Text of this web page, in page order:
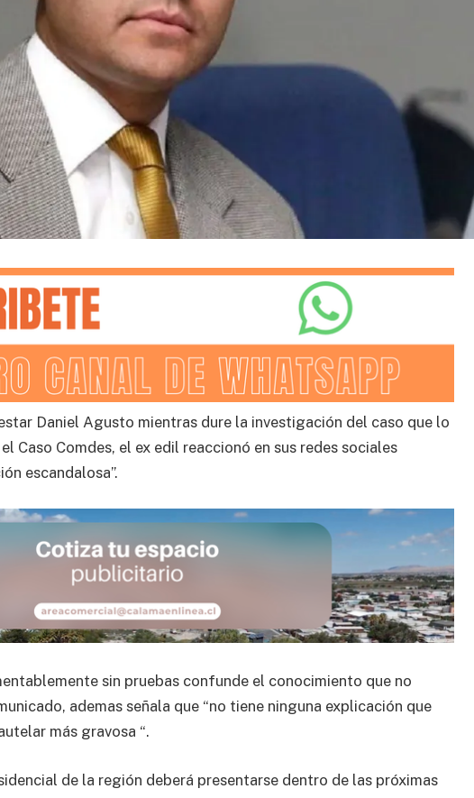
Daniel Agusto mientras dure la investigación del caso que lo
Caso Comdes, el ex edil reaccionó en sus redes sociales
escandalosa”.
sin pruebas confunde el conocimiento que no
ademas señala que “no tiene ninguna explicación que
más gravosa “.
de la región deberá presentarse dentro de las próximas